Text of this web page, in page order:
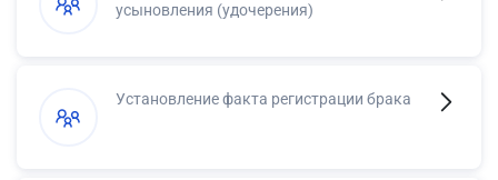
усыновления (удочерения)
Установление факта регистрации брака